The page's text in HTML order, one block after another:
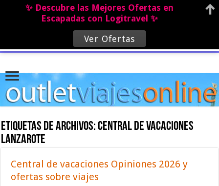
Etiquetas de archivos:Central de vacaciones
Lanzarote
Central de vacaciones Opiniones 2026 y
ofertas sobre viajes
✨ Descubre las Mejores Ofertas en
Escapadas con Logitravel ✨
Ver Ofertas